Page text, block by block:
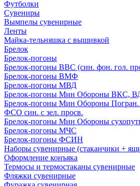
Футболки
Сувениры
Вымпелы сувенирные
Ленты
Майка-тельняшка с вышивкой
Брелок
Брелок-погоны
Брелок-погоны ВВС (син. фон. гол.
Брелок-погоны ВМФ
Брелок-погоны МВД
Брелок-погоны Мин Обороны ВКС,
Брелок-погоны Мин Обороны
ФСО син. с зел. просв.
Брелок-погоны Мин Обороны
Брелок-погоны МЧС
Брелок-погоны ФСИН
Наборы сувенирные (стаканчики +
Оформление конъяка
Термосы и термостаканы сувенирные
Фляжки сувенирные